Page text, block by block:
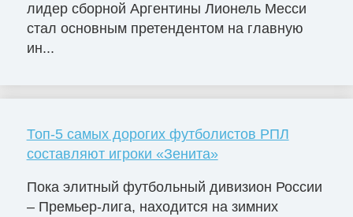
лидер сборной Аргентины Лионель Месси
стал основным претендентом на главную
ин...
Топ-5 самых дорогих футболистов РПЛ
составляют игроки «Зенита»
Пока элитный футбольный дивизион России
– Премьер-лига, находится на зимних